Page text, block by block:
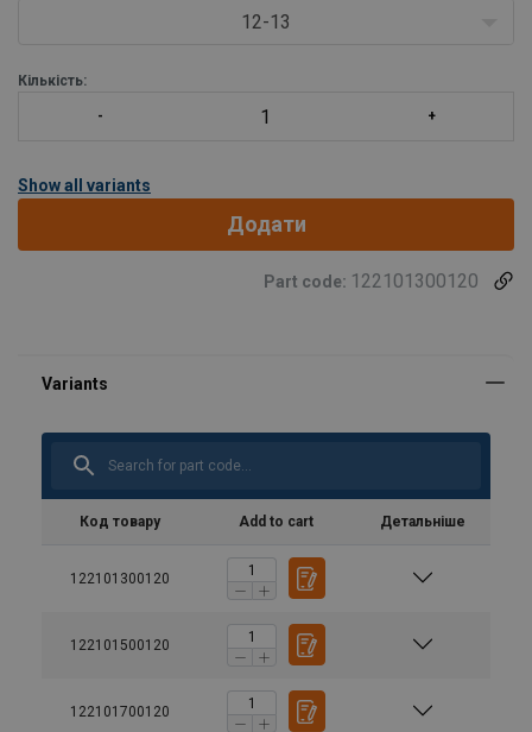
12-13
Кількість:
Show all variants
Додати
Part code: 122101300120
Код товару Add to cart Детальніше
122101300120
122101500120
122101700120